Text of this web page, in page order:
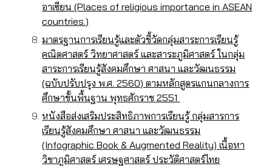
อาเซียน (Places of religious importance in ASEAN
countries.)
มาตรฐานการเรียนรู้และตัวชี้วัดกลุ่มสาระการเรียนรู้
คณิตศาสตร์ วิทยาศาสตร์ และสาระภูมิศาสตร์ ในกลุ่ม
สาระการเรียนรู้สังคมศึกษา ศาสนา และวัฒนธรรม
(ฉบับปรับปรุง พ.ศ. 2560) ตามหลักสูตรแกนกลางการ
ศึกษาขั้นพื้นฐาน พุทธศักราช 2551
หนังสือส่งเสริมประสิทธิภาพการเรียนรู้ กลุ่มสารการ
เรียนรู้สังคมศึกษา ศาสนา และวัฒนธรรม
(Infographic Book & Augmented Reality) เนื้อหา
วิชาภูมิศาสตร์ เศรษฐศาสตร์ ประวัติศาสตร์ไทย